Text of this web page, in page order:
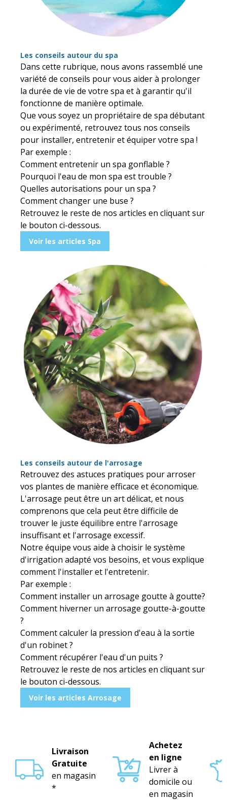
Les conseils autour du spa
Dans cette rubrique, nous avons rassemblé une
variété de conseils pour vous aider à prolonger
la durée de vie de votre spa et à garantir qu'il
fonctionne de manière optimale.
Que vous soyez un propriétaire de spa débutant
ou expérimenté, retrouvez tous nos conseils
pour installer, entretenir et équiper votre spa !
Par exemple :
Comment entretenir un spa gonflable ?
Pourquoi l'eau de mon spa est trouble ?
Quelles autorisations pour un spa ?
Comment changer une buse ?
Retrouvez le reste de nos articles en cliquant sur
le bouton ci-dessous.
Voir les articles Spa
Les conseils autour de l'arrosage
Retrouvez des astuces pratiques pour arroser
vos plantes de manière efficace et économique.
L'arrosage peut être un art délicat, et nous
comprenons que cela peut être difficile de
trouver le juste équilibre entre l'arrosage
insuffisant et l'arrosage excessif.
Notre équipe vous aide à choisir le système
d'irrigation adapté vos besoins, et vous explique
comment l'installer et l'entretenir.
Par exemple :
Comment installer un arrosage goutte à goutte?
Comment hiverner un arrosage goutte-à-goutte
?
Comment calculer la pression d'eau à la sortie
d'un robinet ?
Comment récupérer l'eau d'un puits ?
Retrouvez le reste de nos articles en cliquant sur
le bouton ci-dessous.
Voir les articles Arrosage
Livraison
Gratuite
en magasin
*
Achetez
en ligne
Livrer à
domicile ou
en magasin